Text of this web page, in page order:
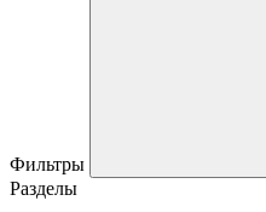
Фильтры
Разделы